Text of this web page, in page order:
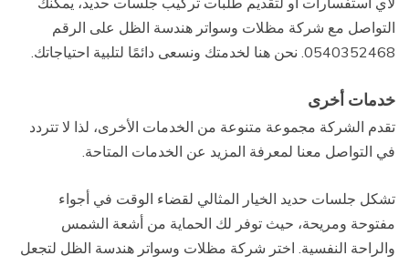
التواصل مع شركة مظلات وسواتر هندسة الظل على الرقم
0540352468. نحن هنا لخدمتك ونسعى دائمًا لتلبية احتياجاتك.
خدمات أخرى
تقدم الشركة مجموعة متنوعة من الخدمات الأخرى، لذا لا تتردد
في التواصل معنا لمعرفة المزيد عن الخدمات المتاحة.
تشكل جلسات حديد الخيار المثالي لقضاء الوقت في أجواء
مفتوحة ومريحة، حيث توفر لك الحماية من أشعة الشمس
والراحة النفسية. اختر شركة مظلات وسواتر هندسة الظل لتجعل